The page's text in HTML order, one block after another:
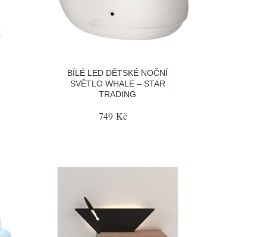
BÍLÉ LED DĚTSKÉ NOČNÍ
SVĚTLO WHALE – STAR
TRADING
749 Kč